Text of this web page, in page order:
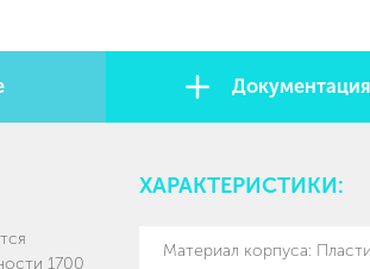
Документация
1700
ХАРАКТЕРИСТИКИ:
Материал корпуса: